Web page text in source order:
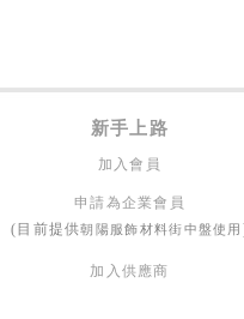
新手上路
加入會員
申請為企業會員
(目前提供朝陽服飾材料街中盤使用
加入供應商